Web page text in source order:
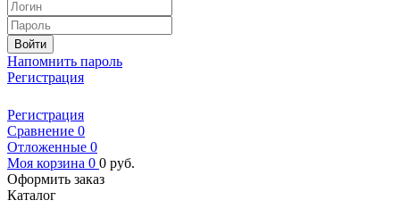
Войти
Напомнить пароль
Регистрация
Регистрация
Сравнение 0
Отложенные 0
Моя корзина 0 0 руб.
Оформить заказ
Каталог